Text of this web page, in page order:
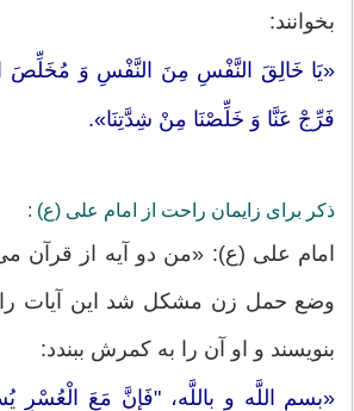
بخوانند:
«یَا خَالِقَ‏ النَّفْسِ‏ مِنَ‏ النَّفْسِ‏ وَ مُخَلِّصَ
فَرِّجْ عَنَّا وَ خَلِّصْنَا مِنْ شِدَّتِنَا».
ذکر برای زایمان راحت از امام علی (ع) :
امام علی (ع): «من دو آیه از قرآن
وضع حمل زن مشکل شد این آیات
بنویسند و او آن را به کمرش‏ ببندد:
«بسم اللَّه و باللَّه، "فَإِنَّ مَعَ الْعُسْرِ